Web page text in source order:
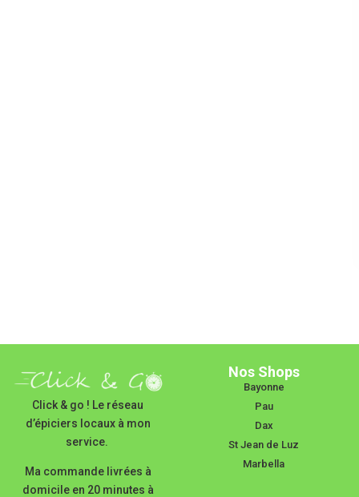
Click & go ! Le réseau
d’épiciers locaux à mon
service.
Ma commande livrées à
domicile en 20 minutes à
Nos Shops
Bayonne
Pau
Dax
St Jean de Luz
Marbella